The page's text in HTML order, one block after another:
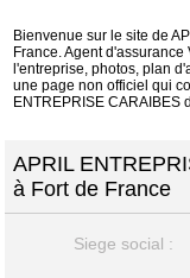
Bienvenue sur le site de
France. Agent
l'entreprise, photos, plan
une page non officiel qui
ENTREPRISE CARAIBES
APRIL
à Fort de France
Siege social :